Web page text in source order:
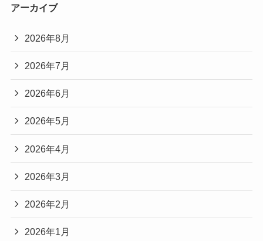
アーカイブ
2026年8月
2026年7月
2026年6月
2026年5月
2026年4月
2026年3月
2026年2月
2026年1月